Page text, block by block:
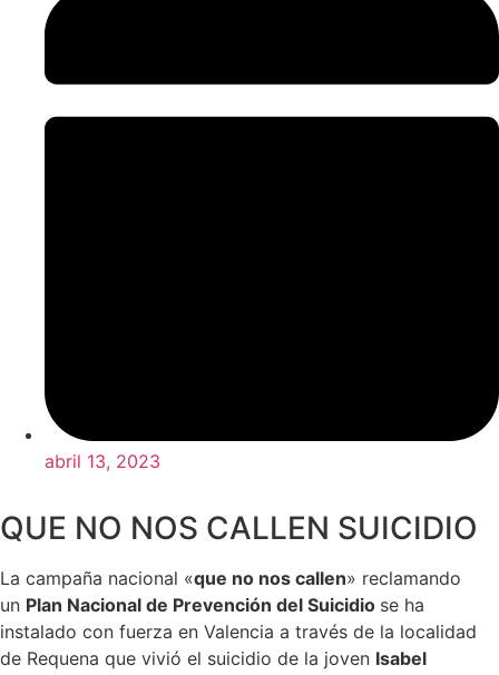
abril 13, 2023
QUE NO NOS CALLEN SUICIDIO
La campaña nacional «que no nos callen» reclamando
un Plan Nacional de Prevención del Suicidio se ha
instalado con fuerza en Valencia a través de la localidad
de Requena que vivió el suicidio de la joven Isabel